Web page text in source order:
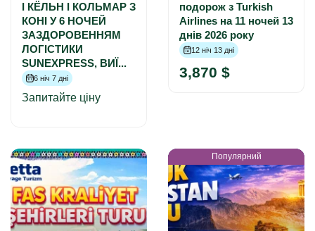
І КЁЛЬН І КОЛЬМАР З
КОНІ У 6 НОЧЕЙ
ЗАЗДОРОВЕННЯМ
ЛОГІСТИКИ
SUNEXPRESS, ВИЇ...
6 ніч 7 дні
Запитайте ціну
подорож з Turkish
Airlines на 11 ночей 13
днів 2026 року
12 ніч 13 дні
3,870 $
Популярний